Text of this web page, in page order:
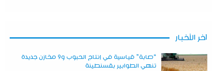
آخر الأخبار
“صابة” قياسية في إنتاج الحبوب و9 مخازن جديدة
تنهي الطوابير بقسنطينة